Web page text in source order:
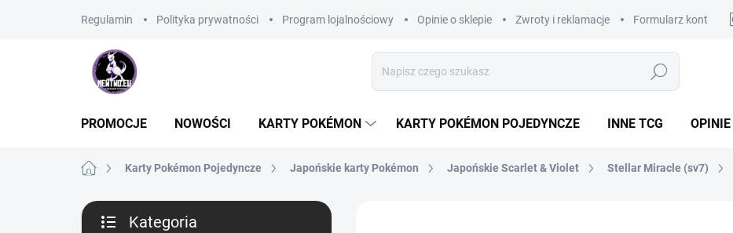
Regulamin Polityka prywatności Program lojalnościowy Opinie o sklepie Zwroty i reklamacje Formularz
Szukaj
PROMOCJE NOWOŚCI KARTY POKÉMON KARTY POKÉMON POJEDYNCZE INNE TCG
Home Karty Pokémon Pojedyncze Japońskie karty Pokémon Japońskie Scarlet & Violet Stellar Miracle (sv7)
P
Kategoria